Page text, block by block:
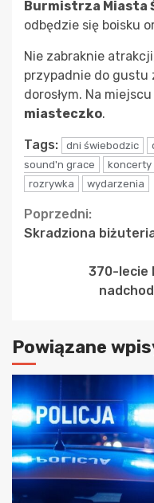
Burmistrza Miasta
odbędzie się boisku
Nie zabraknie
przypadnie do gustu
dorosłym. Na
miasteczko.
Tags: dni świebodzic
sound'n grace
koncerty
rozrywka
wydarzenia
Continue
Poprzedni:
Skradziona
370-lecie
Powiązane